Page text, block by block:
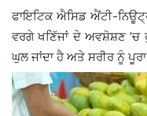
ਫਾਇਟਿਕ ਐਸਿਡ ਐਂਟੀ-
ਵਰਗੇ ਖਣਿੱਜਾਂ ਦੇ ਅਵਸ਼ੋਸ਼ਣ ’ਚ
ਘੁਲ ਜਾਂਦਾ ਹੈ ਅਤੇ ਸਰੀਰ ਨੂੰ